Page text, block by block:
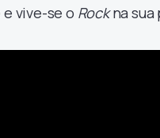
vive-se o Rockna sua